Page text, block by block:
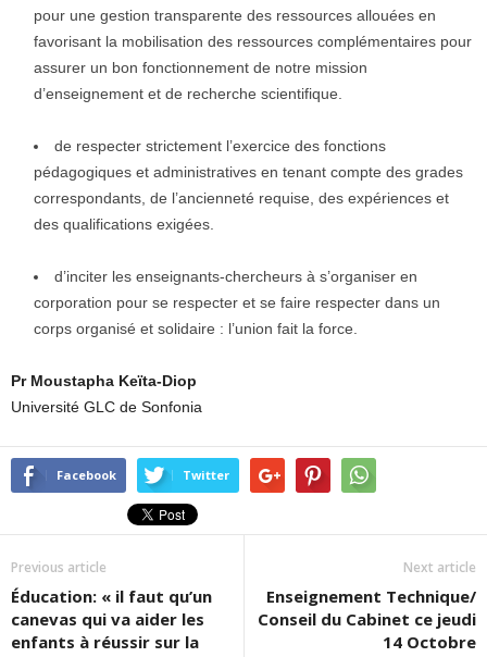
pour une gestion transparente des ressources allouées en
favorisant la mobilisation des ressources complémentaires pour
assurer un bon fonctionnement de notre mission
d’enseignement et de recherche scientifique.
de respecter strictement l’exercice des fonctions
pédagogiques et administratives en tenant compte des grades
correspondants, de l’ancienneté requise, des expériences et
des qualifications exigées.
d’inciter les enseignants-chercheurs à s’organiser en
corporation pour se respecter et se faire respecter dans un
corps organisé et solidaire : l’union fait la force.
Pr Moustapha Keïta-Diop
Université GLC de Sonfonia
Facebook Twitter
Previous article
Éducation: « il faut qu’un
canevas qui va aider les
enfants à réussir sur la
Next article
Enseignement Technique/
Conseil du Cabinet ce jeudi
14 Octobre